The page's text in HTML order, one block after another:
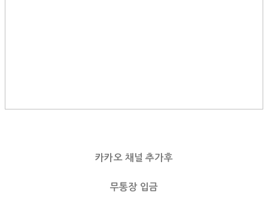
카카오 채널 추가후
무통장 입금